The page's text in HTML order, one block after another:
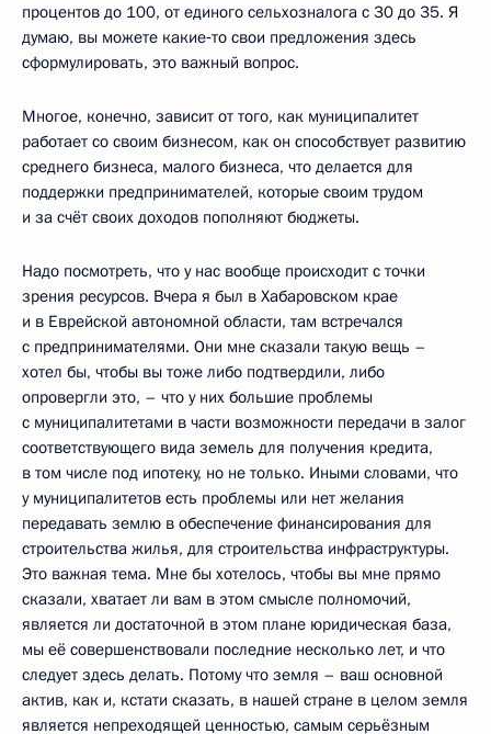
процентов до 100, от единого сельхозналога с 30 до 35. Я
думаю, вы можете какие‑то свои предложения здесь
сформулировать, это важный вопрос.
Многое, конечно, зависит от того, как муниципалитет
работает со своим бизнесом, как он способствует развитию
среднего бизнеса, малого бизнеса, что делается для
поддержки предпринимателей, которые своим трудом
и за счёт своих доходов пополняют бюджеты.
Надо посмотреть, что у нас вообще происходит с точки
зрения ресурсов. Вчера я был в Хабаровском крае
и в Еврейской автономной области, там встречался
с предпринимателями. Они мне сказали такую вещь –
хотел бы, чтобы вы тоже либо подтвердили, либо
опровергли это, – что у них большие проблемы
с муниципалитетами в части возможности передачи в залог
соответствующего вида земель для получения кредита,
в том числе под ипотеку, но не только. Иными словами, что
у муниципалитетов есть проблемы или нет желания
передавать землю в обеспечение финансирования для
строительства жилья, для строительства инфраструктуры.
Это важная тема. Мне бы хотелось, чтобы вы мне прямо
сказали, хватает ли вам в этом смысле полномочий,
является ли достаточной в этом плане юридическая база,
мы её совершенствовали последние несколько лет, и что
следует здесь делать. Потому что земля – ваш основной
актив, как и, кстати сказать, в нашей стране в целом земля
является непреходящей ценностью, самым серьёзным